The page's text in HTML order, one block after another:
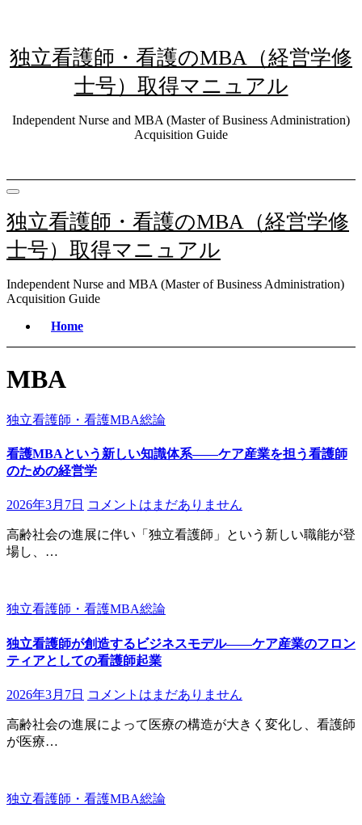
を
ス
プ
独立看護師・看護のMBA（経営学修
士号）取得マニュアル
Independent Nurse and MBA (Master of Business Administration)
Acquisition Guide
独立看護師・看護のMBA（経営学修
士号）取得マニュアル
Independent Nurse and MBA (Master of Business Administration)
Acquisition Guide
Home
MBA
独立看護師・看護MBA総論
看護MBAという新しい知識体系――ケア産業を担う看護師
のための経営学
2026年3月7日 コメントはまだありません
高齢社会の進展に伴い「独立看護師」という新しい職能が登
場し、…
独立看護師・看護MBA総論
独立看護師が創造するビジネスモデル――ケア産業のフロン
ティアとしての看護師起業
2026年3月7日 コメントはまだありません
高齢社会の進展によって医療の構造が大きく変化し、看護師
が医療…
独立看護師・看護MBA総論